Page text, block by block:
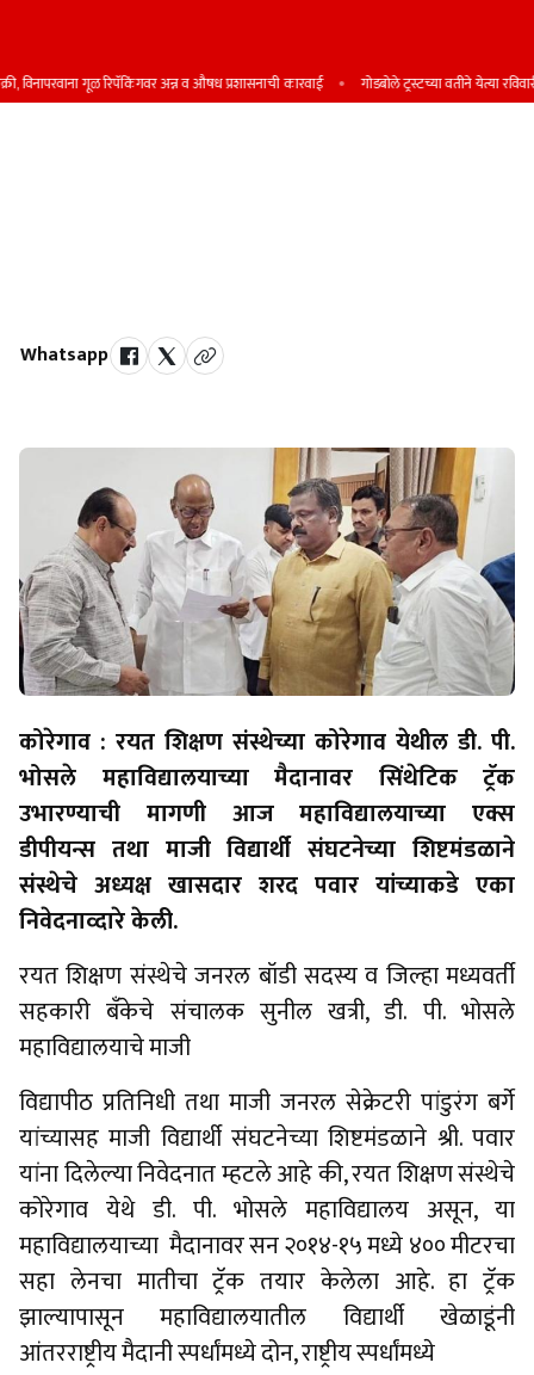
गूळ रिपॅकिंगवर अन्न व औषध प्रशासनाची कारवाई गोडबोले ट्रस्टच्या वतीने येत्या रविवारी
Whatsapp
कोरेगाव : रयत शिक्षण संस्थेच्या कोरेगाव येथील डी. पी.
भोसले महाविद्यालयाच्या मैदानावर सिंथेटिक ट्रॅक
उभारण्याची मागणी आज महाविद्यालयाच्या एक्स
डीपीयन्स तथा माजी विद्यार्थी संघटनेच्या शिष्टमंडळाने
संस्थेचे अध्यक्ष खासदार शरद पवार यांच्याकडे एका
निवेदनाव्दारे केली.
रयत शिक्षण संस्थेचे जनरल बॉडी सदस्य व जिल्हा मध्यवर्ती
सहकारी बॅंकेचे संचालक सुनील खत्री, डी. पी. भोसले
महाविद्यालयाचे माजी
विद्यापीठ प्रतिनिधी तथा माजी जनरल सेक्रेटरी पांडुरंग बर्गे
यांच्यासह माजी विद्यार्थी संघटनेच्या शिष्टमंडळाने श्री. पवार
यांना दिलेल्या निवेदनात म्हटले आहे की, रयत शिक्षण संस्थेचे
कोरेगाव येथे डी. पी. भोसले महाविद्यालय असून, या
महाविद्यालयाच्या मैदानावर सन २०१४-१५ मध्ये ४०० मीटरचा
सहा लेनचा मातीचा ट्रॅक तयार केलेला आहे. हा ट्रॅक
झाल्यापासून महाविद्यालयातील विद्यार्थी खेळाडूंनी
आंतरराष्ट्रीय मैदानी स्पर्धांमध्ये दोन, राष्ट्रीय स्पर्धांमध्ये